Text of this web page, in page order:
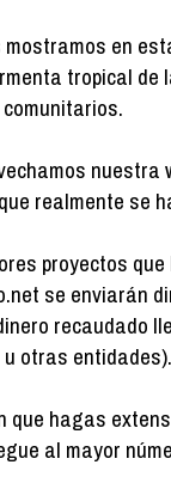
en
tropical de
nuestra
realmente se
proyectos
se enviarán
recaudado
u otras entidades).
que hagas
al mayor